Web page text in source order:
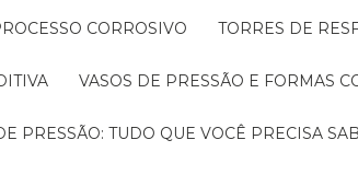
CORROSIVO TORRES DE
VASOS DE PRESSÃO E FORMAS
DE PRESSÃO: TUDO QUE VOCÊ PRECISA